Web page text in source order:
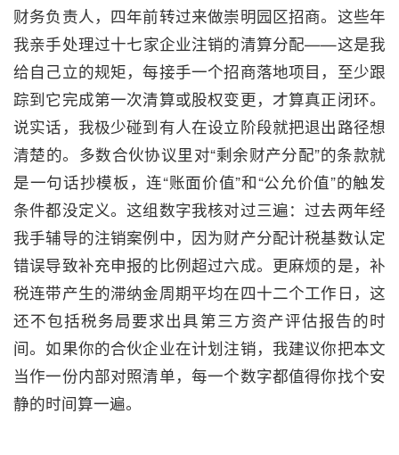
财务负责人，四年前转过来做崇明园区招商。这些年
我亲手处理过十七家企业注销的清算分配——这是我
给自己立的规矩，每接手一个招商落地项目，至少跟
踪到它完成第一次清算或股权变更，才算真正闭环。
说实话，我极少碰到有人在设立阶段就把退出路径想
清楚的。多数合伙协议里对“剩余财产分配”的条款就
是一句话抄模板，连“账面价值”和“公允价值”的触发
条件都没定义。这组数字我核对过三遍：过去两年经
我手辅导的注销案例中，因为财产分配计税基数认定
错误导致补充申报的比例超过六成。更麻烦的是，补
税连带产生的滞纳金周期平均在四十二个工作日，这
还不包括税务局要求出具第三方资产评估报告的时
间。如果你的合伙企业在计划注销，我建议你把本文
当作一份内部对照清单，每一个数字都值得你找个安
静的时间算一遍。